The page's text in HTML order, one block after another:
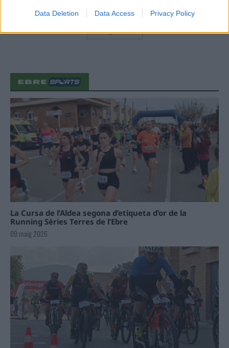
Data Deletion Data Access Privacy Policy
Carrega més
La Cursa de l’Aldea segona d’etiqueta d’or de la
Running Sèries Terres de l’Ebre
09 maig 2026